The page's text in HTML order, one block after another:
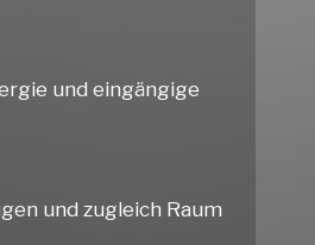
und eingängige
und zugleich Raum